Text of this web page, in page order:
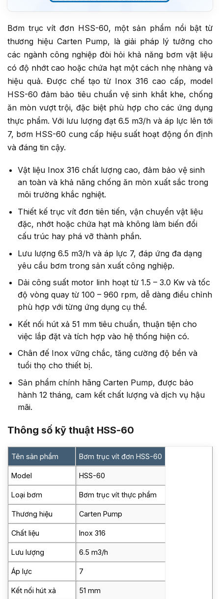
Bơm trục vít đơn HSS-60, một sản phẩm nổi bật từ
thương hiệu Carten Pump, là giải pháp lý tưởng cho
các ngành công nghiệp đòi hỏi khả năng bơm vật liệu
có độ nhớt cao hoặc chứa hạt một cách nhẹ nhàng và
hiệu quả. Được chế tạo từ Inox 316 cao cấp, model
HSS-60 đảm bảo tiêu chuẩn vệ sinh khắt khe, chống
ăn mòn vượt trội, đặc biệt phù hợp cho các ứng dụng
thực phẩm. Với lưu lượng đạt 6.5 m3/h và áp lực lên tới
7, bơm HSS-60 cung cấp hiệu suất hoạt động ổn định
và đáng tin cậy.
Vật liệu Inox 316 chất lượng cao, đảm bảo vệ sinh
an toàn và khả năng chống ăn mòn xuất sắc trong
môi trường khắc nghiệt.
Thiết kế trục vít đơn tiên tiến, vận chuyển vật liệu
đặc, nhớt hoặc chứa hạt mà không làm biến đổi
cấu trúc hay phá vỡ thành phần.
Lưu lượng 6.5 m3/h và áp lực 7, đáp ứng đa dạng
yêu cầu bơm trong sản xuất công nghiệp.
Dải công suất motor linh hoạt từ 1.5 – 3.0 Kw và tốc
độ vòng quay từ 100 – 960 rpm, dễ dàng điều chỉnh
phù hợp với từng ứng dụng cụ thể.
Kết nối hút xả 51 mm tiêu chuẩn, thuận tiện cho
việc lắp đặt và tích hợp vào hệ thống hiện có.
Chân đế Inox vững chắc, tăng cường độ bền và
tuổi thọ cho thiết bị.
Sản phẩm chính hãng Carten Pump, được bảo
hành 12 tháng, cam kết chất lượng và dịch vụ hậu
mãi.
Thông số kỹ thuật HSS-60
Tên sản phẩm Bơm trục vít đơn HSS-60
Model HSS-60
Loại bơm Bơm trục vít thực phẩm
Thương hiệu Carten Pump
Chất liệu Inox 316
Lưu lượng 6.5 m3/h
Áp lực 7
Kết nối hút xả 51 mm